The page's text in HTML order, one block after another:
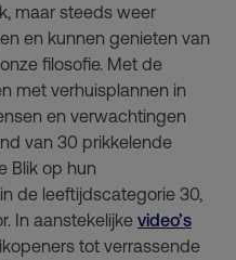
maar steeds weer
en kunnen genieten van
filosofie. Met de
met verhuisplannen in
en verwachtingen
van 30 prikkelende
Blik op hun
de leeftijdscategorie 30,
In aanstekelijke video’s
tot verrassende